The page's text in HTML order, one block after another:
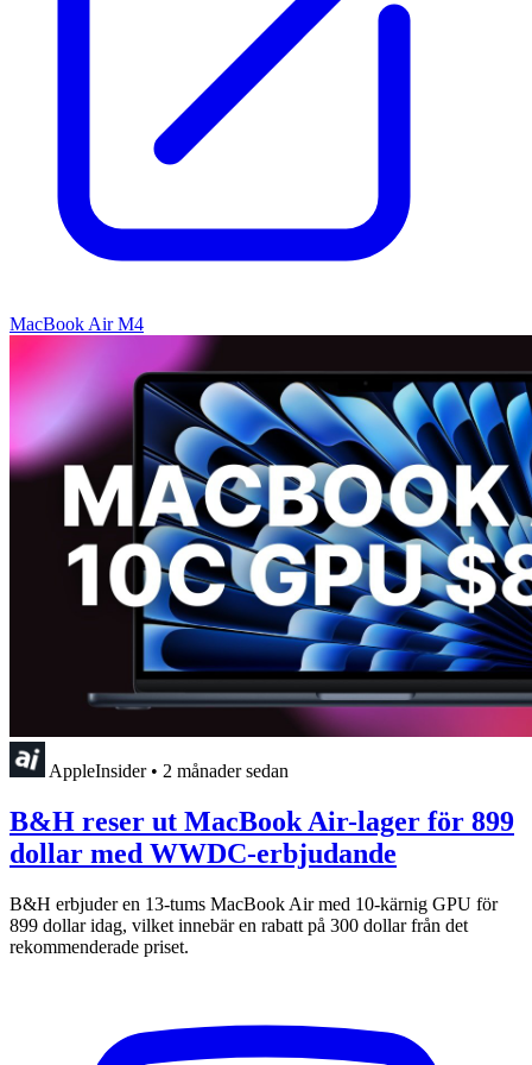
MacBook Air M4
AppleInsider • 2 månader sedan
B&H reser ut MacBook Air-lager för 899
dollar med WWDC-erbjudande
B&H erbjuder en 13-tums MacBook Air med 10-kärnig GPU för
899 dollar idag, vilket innebär en rabatt på 300 dollar från det
rekommenderade priset.